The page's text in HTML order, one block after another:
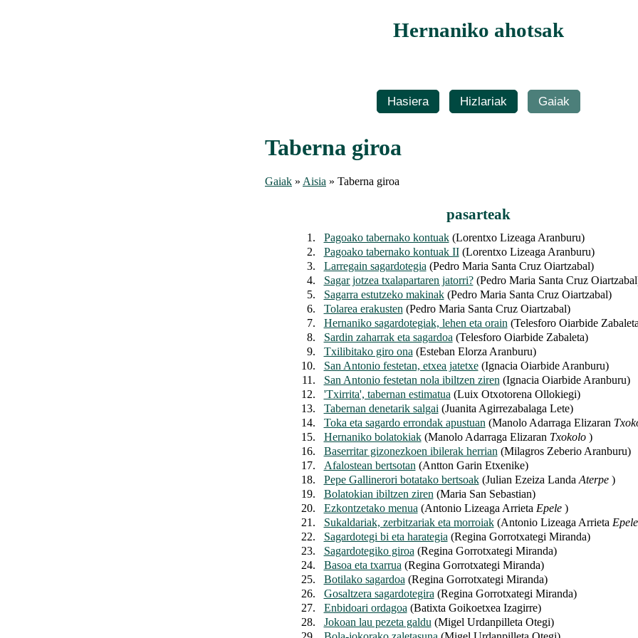
Hernaniko ahotsak
Hasiera Hizlariak Gaiak
Taberna giroa
Gaiak » Aisia » Taberna giroa
pasarteak
1. Pagoako tabernako kontuak(Lorentxo Lizeaga Aranburu)
2.
Pagoako tabernako kontuak II(Lorentxo Lizeaga Aranburu)
3.
Larregain sagardotegia (Pedro Maria Santa Cruz Oiartzabal)
4.
Sagar jotzea txalapartaren jatorri?(Pedro Maria Santa Cruz
5.
Sagarra estutzeko makinak(Pedro Maria Santa Cruz Oiartzabal)
6.
Tolarea erakusten (Pedro Maria Santa Cruz Oiartzabal)
7.
Hernaniko sagardotegiak, lehen eta orain (Telesforo Oiarbide
8.
Sardin zaharrak eta sagardoa (Telesforo Oiarbide Zabaleta)
9.
Txilibitako giro ona (Esteban Elorza Aranburu)
10.
San Antonio festetan, etxea jatetxe(Ignacia Oiarbide Aranburu)
11.
San Antonio festetan nola ibiltzen ziren (Ignacia Oiarbide Aranburu)
12.
'Txirrita', tabernan estimatua (Luix Otxotorena Ollokiegi)
13.
Tabernan denetarik salgai (Juanita Agirrezabalaga Lete)
14.
Toka eta sagardo errondak apustuan (Manolo Adarraga Elizaran
15.
Hernaniko bolatokiak(Manolo Adarraga Elizaran Txokolo)
16.
Baserritar gizonezkoen ibilerak herrian (Milagros Zeberio Aranburu)
17.
Afalostean bertsotan (Antton Garin Etxenike)
18.
Pepe Gallinerori botatako bertsoak(Julian Ezeiza Landa Aterpe)
19.
Bolatokian ibiltzen ziren (Maria San Sebastian)
20.
Ezkontzetako menua (Antonio Lizeaga Arrieta Epele)
21.
Sukaldariak, zerbitzariak eta morroiak(Antonio Lizeaga Arrieta Epele
22.
Sagardotegi bi eta harategia (Regina Gorrotxategi Miranda)
23.
Sagardotegiko giroa (Regina Gorrotxategi Miranda)
24.
Basoa eta txarrua (Regina Gorrotxategi Miranda)
25.
Botilako sagardoa (Regina Gorrotxategi Miranda)
26.
Gosaltzera sagardotegira (Regina Gorrotxategi Miranda)
27.
Enbidoari ordagoa (Batixta Goikoetxea Izagirre)
28.
Jokoan lau pezeta galdu (Migel Urdanpilleta Otegi)